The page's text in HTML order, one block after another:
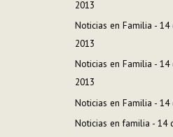
2013
Noticias en Familia - 14
2013
Noticias en Familia - 14
2013
Noticias en Familia -
Noticias en familia - 14